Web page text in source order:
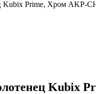
Kubix Prime, Хром AKP-
Kubix